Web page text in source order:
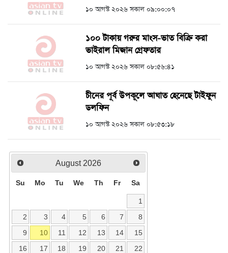
১০ আগস্ট ২০২৬ সকাল ০৯:০০:০৭
১০০ টাকায় গরুর মাংস-ভাত বিক্রি করা
ভাইরাল মিজান গ্রেফতার
১০ আগস্ট ২০২৬ সকাল ০৮:৫৬:৪১
চীনের পূর্ব উপকূলে আঘাত হেনেছে টাইফুন
ডলফিন
১০ আগস্ট ২০২৬ সকাল ০৮:৫৩:১৮
August 2026
Su Mo Tu We Th Fr Sa
1
2
3 4 5 6 7
8
9
10 11 12 13 14
15
16
17 18 19 20 21
22